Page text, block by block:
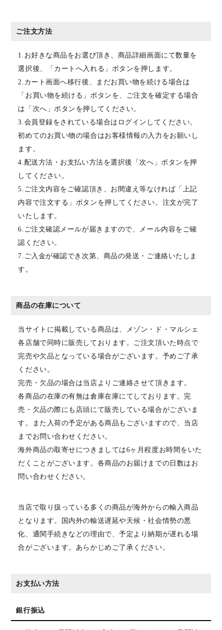
ご注文方法
1.お好きな商品をお選び頂き、商品詳細画面にて数量を
選択後、「カートへ入れる」ボタンを押します。
2.カート画面へ移行後、まだお買い物を続ける場合は
「お買い物を続ける」ボタンを、ご注文を確定する場合
は「次へ」ボタンを押してください。
3.会員登録をされている場合はログインしてください。
初めてのお買い物の場合はお客様情報の入力をお願いし
ます。
4.配送方法・お支払い方法を選択後「次へ」ボタンを押
してください。
5.ご注文内容をご確認頂き、お間違え等なければ「上記
内容で注文する」ボタンを押してください。注文が完了
いたします。
6.ご注文確認メールが届きますので、メール内容をご確
認ください。
7.ご入金が確認でき次第、商品の発送・ご連絡いたしま
す。
商品の在庫について
当サイトに掲載している商品は、メゾン・ド・マルシェ
各店舗で同時に販売しております。ご注文頂いた時点で
完売や欠品となっている場合がございます。予めご了承
ください。
完売・欠品の場合は当店よりご連絡させて頂きます。
各商品の在庫の有無は倉庫在庫にてしております。完
売・欠品の際にも店頭にて販売している場合がございま
す。また入荷の予定がある商品もございますので、当店
までお問い合わせください。
海外商品の取寄せにつきましては6ヶ月程度お時間をいた
だくことがございます。各商品のお届けまでの日数はお
問い合わせください。
当店で取り扱っている多くの商品が海外からの輸入商品
となります。国内外の輸送遅延や天候・社会情勢の悪
化、通関手続きなどの理由で、予定より納期が遅れる場
合がございます。あらかじめご了承ください。
お支払い方法
銀行振込